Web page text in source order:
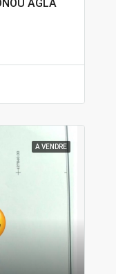
AGLA
A VENDRE